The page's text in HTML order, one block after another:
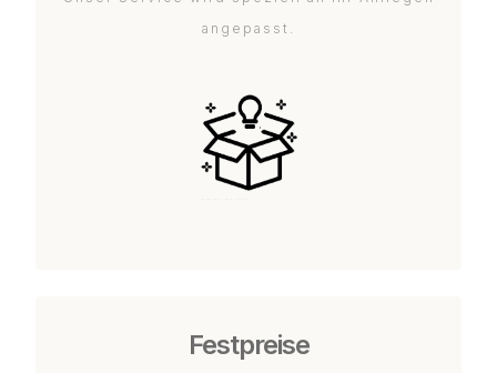
angepasst.
Festpreise